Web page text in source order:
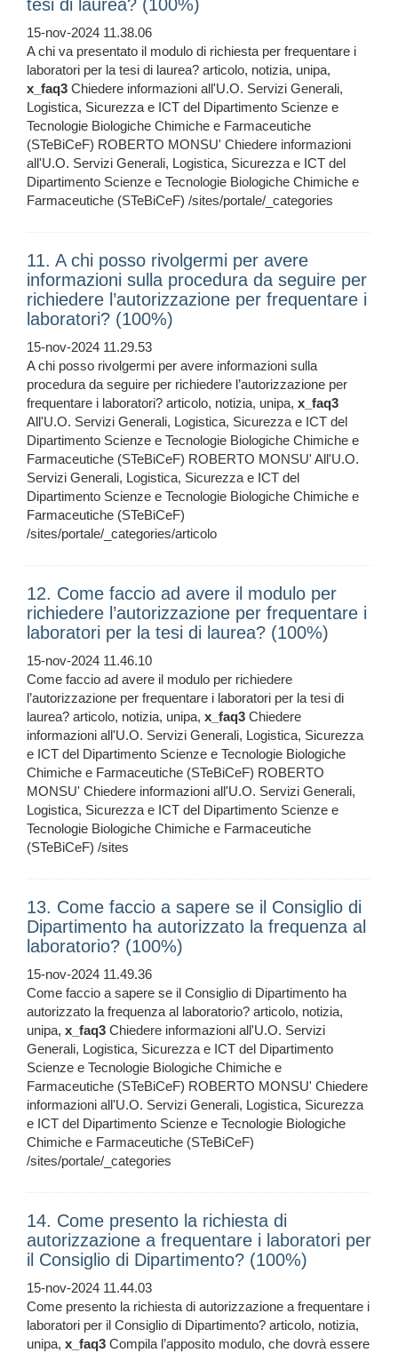
tesi di laurea? (100%)
15-nov-2024 11.38.06
A chi va presentato il modulo di richiesta per frequentare i
laboratori per la tesi di laurea? articolo, notizia, unipa,
x_faq3 Chiedere informazioni all'U.O. Servizi Generali,
Logistica, Sicurezza e ICT del Dipartimento Scienze e
Tecnologie Biologiche Chimiche e Farmaceutiche
(STeBiCeF) ROBERTO MONSU' Chiedere informazioni
all'U.O. Servizi Generali, Logistica, Sicurezza e ICT del
Dipartimento Scienze e Tecnologie Biologiche Chimiche e
Farmaceutiche (STeBiCeF) /sites/portale/_categories
11. A chi posso rivolgermi per avere
informazioni sulla procedura da seguire per
richiedere l’autorizzazione per frequentare i
laboratori? (100%)
15-nov-2024 11.29.53
A chi posso rivolgermi per avere informazioni sulla
procedura da seguire per richiedere l’autorizzazione per
frequentare i laboratori? articolo, notizia, unipa, x_faq3
All'U.O. Servizi Generali, Logistica, Sicurezza e ICT del
Dipartimento Scienze e Tecnologie Biologiche Chimiche e
Farmaceutiche (STeBiCeF) ROBERTO MONSU' All'U.O.
Servizi Generali, Logistica, Sicurezza e ICT del
Dipartimento Scienze e Tecnologie Biologiche Chimiche e
Farmaceutiche (STeBiCeF)
/sites/portale/_categories/articolo
12. Come faccio ad avere il modulo per
richiedere l’autorizzazione per frequentare i
laboratori per la tesi di laurea? (100%)
15-nov-2024 11.46.10
Come faccio ad avere il modulo per richiedere
l’autorizzazione per frequentare i laboratori per la tesi di
laurea? articolo, notizia, unipa, x_faq3 Chiedere
informazioni all'U.O. Servizi Generali, Logistica, Sicurezza
e ICT del Dipartimento Scienze e Tecnologie Biologiche
Chimiche e Farmaceutiche (STeBiCeF) ROBERTO
MONSU' Chiedere informazioni all'U.O. Servizi Generali,
Logistica, Sicurezza e ICT del Dipartimento Scienze e
Tecnologie Biologiche Chimiche e Farmaceutiche
(STeBiCeF) /sites
13. Come faccio a sapere se il Consiglio di
Dipartimento ha autorizzato la frequenza al
laboratorio? (100%)
15-nov-2024 11.49.36
Come faccio a sapere se il Consiglio di Dipartimento ha
autorizzato la frequenza al laboratorio? articolo, notizia,
unipa, x_faq3 Chiedere informazioni all'U.O. Servizi
Generali, Logistica, Sicurezza e ICT del Dipartimento
Scienze e Tecnologie Biologiche Chimiche e
Farmaceutiche (STeBiCeF) ROBERTO MONSU' Chiedere
informazioni all'U.O. Servizi Generali, Logistica, Sicurezza
e ICT del Dipartimento Scienze e Tecnologie Biologiche
Chimiche e Farmaceutiche (STeBiCeF)
/sites/portale/_categories
14. Come presento la richiesta di
autorizzazione a frequentare i laboratori per
il Consiglio di Dipartimento? (100%)
15-nov-2024 11.44.03
Come presento la richiesta di autorizzazione a frequentare i
laboratori per il Consiglio di Dipartimento? articolo, notizia,
unipa, x_faq3 Compila l’apposito modulo, che dovrà essere